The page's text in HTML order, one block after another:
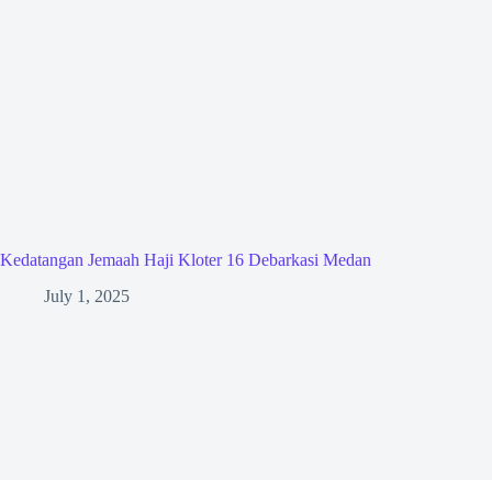
Kedatangan Jemaah Haji Kloter 16 Debarkasi Medan
July 1, 2025